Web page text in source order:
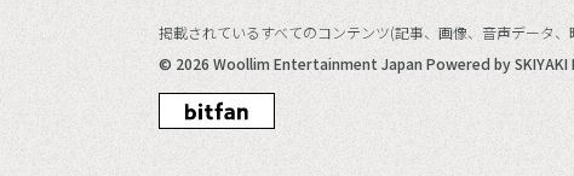
掲載されているすべてのコンテンツ(記事、画像、音声データ、
© 2026 Woollim Entertainment Japan Powered by SKIYAKI